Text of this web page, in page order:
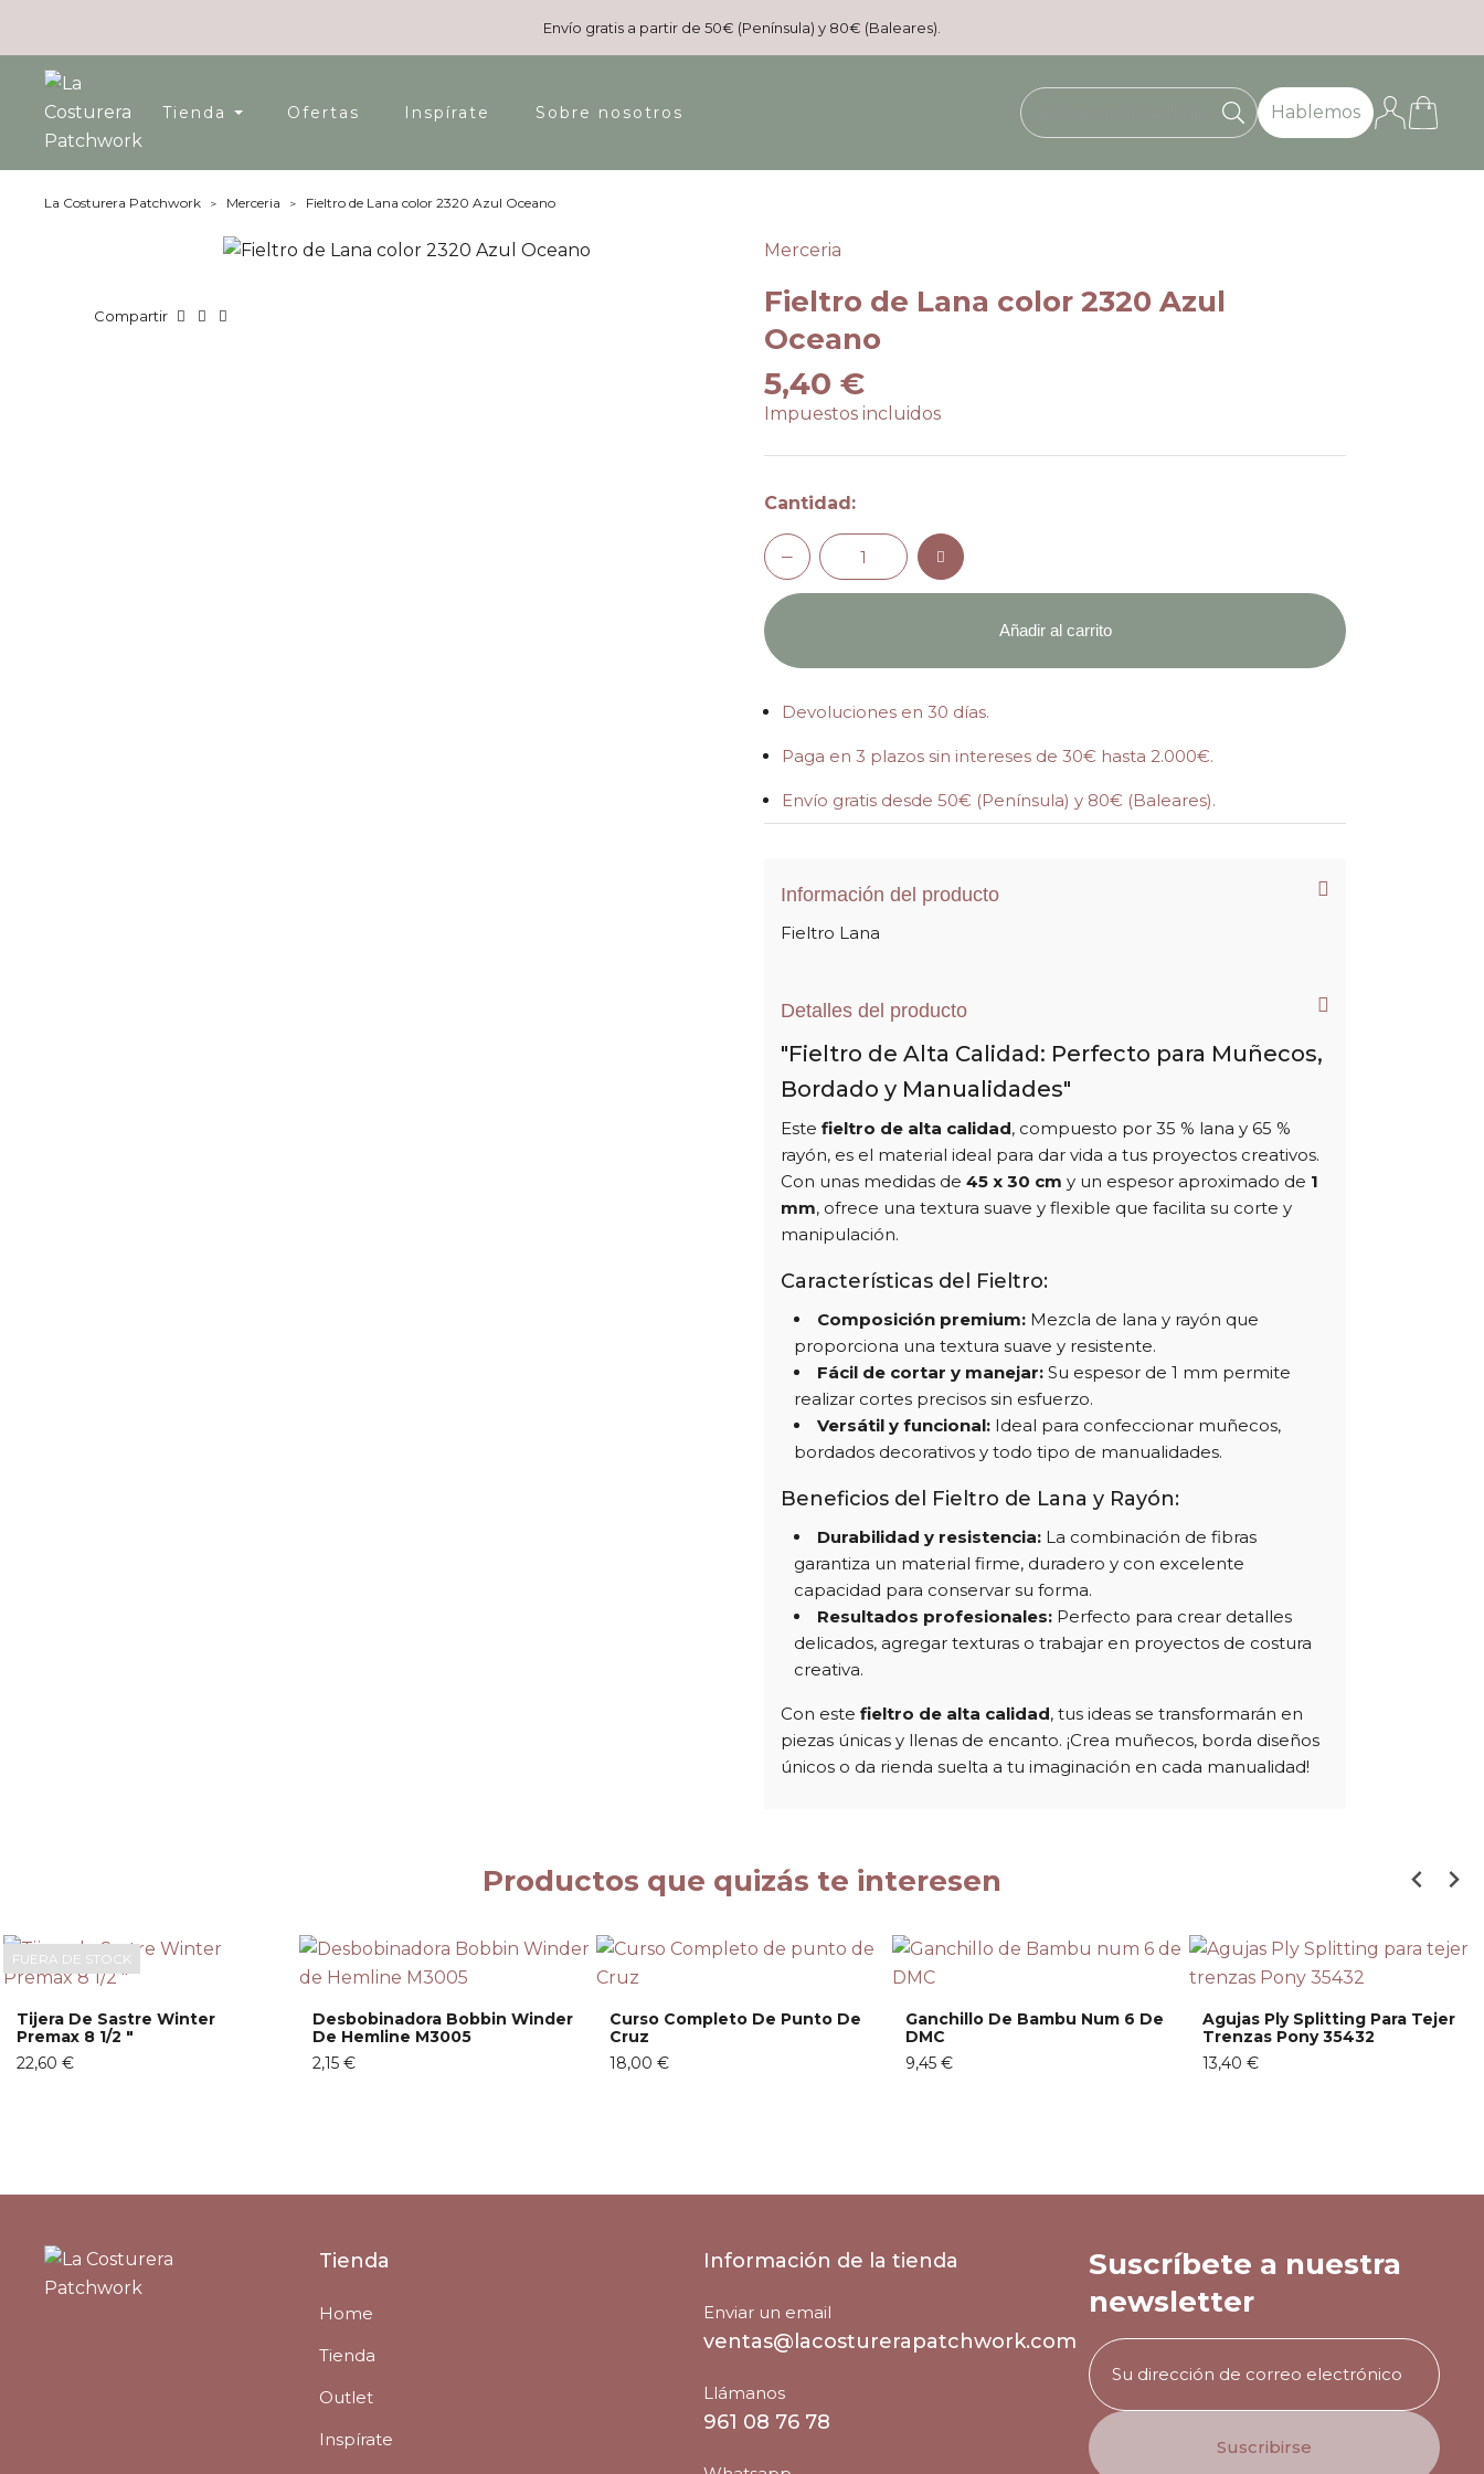
Envío gratis a partir de 50€ (Península) y 80€ (Baleares).
Tienda Ofertas Inspírate Sobre nosotros Hablemos
La Costurera Patchwork Merceria Fieltro de Lana color 2320 Azul Oceano
Compartir
Merceria
Fieltro de Lana color 2320 Azul
Oceano
5,40 €
Impuestos incluidos
Cantidad:
Añadir al carrito
Devoluciones en 30 días.
Paga en 3 plazos sin intereses de 30€ hasta 2.000€.
Envío gratis desde 50€ (Península) y 80€ (Baleares).
Información del producto
Fieltro Lana
Detalles del producto
"Fieltro de Alta Calidad: Perfecto para Muñecos,
Bordado y Manualidades"
Este fieltro de alta calidad, compuesto por 35 % lana y 65 %
rayón, es el material ideal para dar vida a tus proyectos creativos.
Con unas medidas de 45 x 30 cm y un espesor aproximado de 1
mm, ofrece una textura suave y flexible que facilita su corte y
manipulación.
Características del Fieltro:
Composición premium: Mezcla de lana y rayón que
proporciona una textura suave y resistente.
Fácil de cortar y manejar: Su espesor de 1 mm permite
realizar cortes precisos sin esfuerzo.
Versátil y funcional: Ideal para confeccionar muñecos,
bordados decorativos y todo tipo de manualidades.
Beneficios del Fieltro de Lana y Rayón:
Durabilidad y resistencia: La combinación de fibras
garantiza un material firme, duradero y con excelente
capacidad para conservar su forma.
Resultados profesionales: Perfecto para crear detalles
delicados, agregar texturas o trabajar en proyectos de costura
creativa.
Con este fieltro de alta calidad, tus ideas se transformarán en
piezas únicas y llenas de encanto. ¡Crea muñecos, borda diseños
únicos o da rienda suelta a tu imaginación en cada manualidad!
Productos que quizás te interesen
FUERA DE STOCK
Tijera De Sastre Winter
Premax 8 1/2 "
22,60 €
Desbobinadora Bobbin Winder
De Hemline M3005
2,15 €
Curso Completo De Punto De
Cruz
18,00 €
Ganchillo De Bambu Num 6 De
DMC
9,45 €
Agujas Ply Splitting Para Tejer
Trenzas Pony 35432
13,40 €
Tienda
Home
Tienda
Outlet
Inspírate
Información de la tienda
Enviar un email
ventas@lacosturerapatchwork.com
Llámanos
961 08 76 78
Suscríbete a nuestra
newsletter